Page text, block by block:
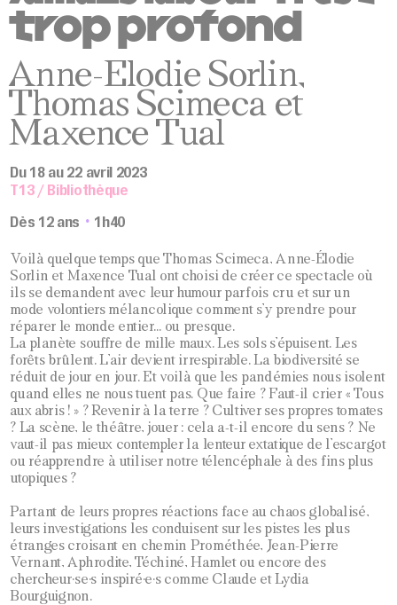
trop profond
Anne-Elodie Sorlin,
Thomas Scimeca et
Maxence Tual
Du 18 au 22 avril 2023
T13 / Bibliothèque
Dès 12 ans
1h40
Voilà quelque temps que Thomas Scimeca, Anne-Élodie
Sorlin et Maxence Tual ont choisi de créer ce spectacle où
ils se demandent avec leur humour parfois cru et sur un
mode volontiers mélancolique comment s’y prendre pour
réparer le monde entier… ou presque.
La planète souffre de mille maux. Les sols s’épuisent. Les
forêts brûlent. L’air devient irrespirable. La biodiversité se
réduit de jour en jour. Et voilà que les pandémies nous isolent
quand elles ne nous tuent pas. Que faire ? Faut-il crier « Tous
aux abris ! » ? Revenir à la terre ? Cultiver ses propres tomates
? La scène, le théâtre, jouer : cela a-t-il encore du sens ? Ne
vaut-il pas mieux contempler la lenteur extatique de l’escargot
ou réapprendre à utiliser notre télencéphale à des fins plus
utopiques ?
Partant de leurs propres réactions face au chaos globalisé,
leurs investigations les conduisent sur les pistes les plus
étranges croisant en chemin Prométhée, Jean-Pierre
Vernant, Aphrodite, Téchiné, Hamlet ou encore des
chercheur·se·s inspiré·e·s comme Claude et Lydia
Bourguignon.